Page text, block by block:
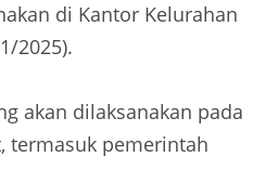
di Kantor Kelurahan
2025).
akan dilaksanakan pada
termasuk pemerintah